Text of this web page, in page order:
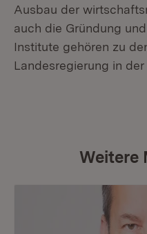
Ausbau der
auch die Gründung
Institute gehören zu
Landesregierung in
Weitere